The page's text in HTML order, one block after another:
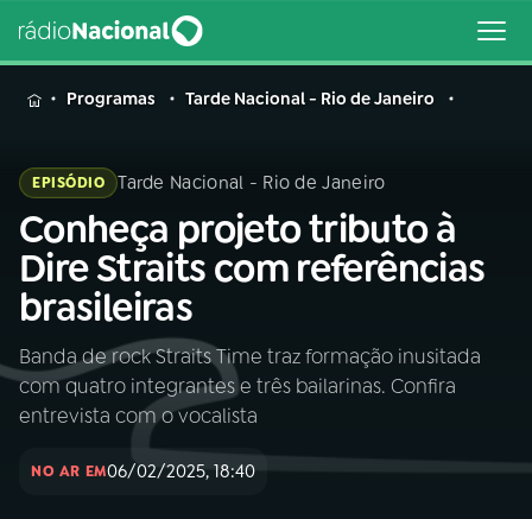
MENU
Buscar
na
Rádio
Nacional
Buscar
AO VIVO
INÍCIO
Programas Tarde Nacional - Rio de Janeiro
EPISÓDIO Tarde Nacional - Rio de Janeiro
Conheça projeto tributo à
Dire Straits com referências
brasileiras
Banda de rock Straits Time traz formação inusitada
com quatro integrantes e três bailarinas. Confira
entrevista com o vocalista
NO AR EM06/02/2025, 18:40